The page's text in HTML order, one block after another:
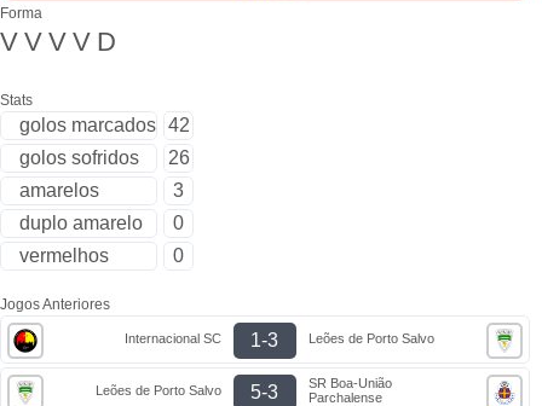
Forma
V V V V D
Stats
golos marcados 42
golos sofridos
26
amarelos
3
duplo amarelo
0
vermelhos
0
Jogos Anteriores
Internacional SC 1-3 Leões de Porto Salvo
Leões de Porto Salvo 5-3
SR Boa-União
Parchalense